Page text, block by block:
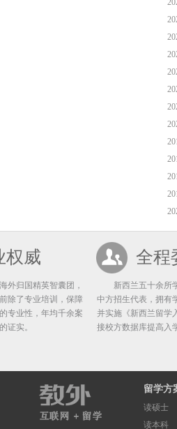
权威
归国精英智囊团，
除了专业培训，保障
专业性，年均千余案
证实。
全程
新西兰五十余所
中方招生代表，拥有
并实施《新西兰留学
接校方数据库提高入
留学方
读硕士
读本科